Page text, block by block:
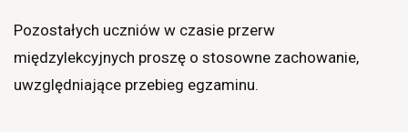
Pozostałych uczniów w czasie przerw
międzylekcyjnych proszę o stosowne zachowanie,
uwzględniające przebieg egzaminu.